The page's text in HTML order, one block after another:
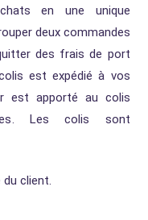
en une unique
deux commandes
des frais de port
est expédié à vos
est apporté au colis
Les colis sont
client.